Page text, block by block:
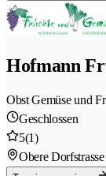
Hofmann
Obst Gemüse und
Geschlossen
5(1)
Obere